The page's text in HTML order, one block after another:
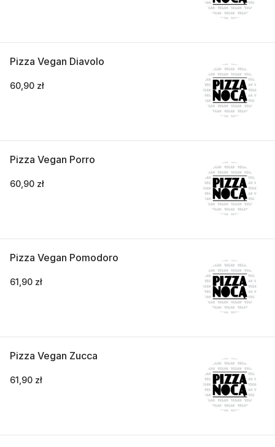
Pizza Vegan Diavolo
60,90 zł
Pizza Vegan Porro
60,90 zł
Pizza Vegan Pomodoro
61,90 zł
Pizza Vegan Zucca
61,90 zł